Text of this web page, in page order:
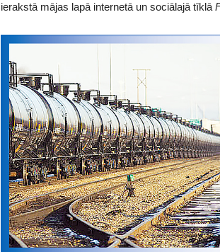
ierakstā mājas lapā internetā un sociālajā tīklā